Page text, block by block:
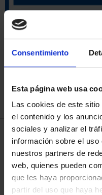
Consentimiento
Esta página web usa
Las cookies de este
el contenido y los
sociales y analizar el
información sobre el
nuestros partners de
web, quienes pueden
que les haya
partir del uso que haya
4 Productos encontrados